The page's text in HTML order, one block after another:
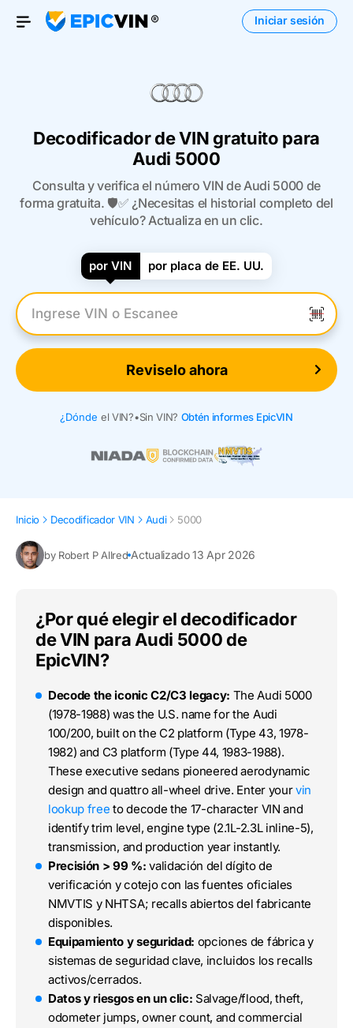
Open Menu
Iniciar sesión
Decodificador de VIN gratuito para
Audi 5000
Consulta y verifica el número VIN de Audi 5000 de
forma gratuita. 🛡️✅ ¿Necesitas el historial completo del
vehículo? Actualiza en un clic.
por VIN por placa de EE. UU.
Introduzca el VIN
Reviselo ahora
¿Dónde el VIN?•Sin VIN? Obtén informes EpicVIN
Inicio Decodificador VIN Audi 5000
by Robert P Allred Actualizado 13 Apr 2026
¿Por qué elegir el decodificador
de VIN para Audi 5000 de
EpicVIN?
Decode the iconic C2/C3 legacy: The Audi 5000
(1978-1988) was the U.S. name for the Audi
100/200, built on the C2 platform (Type 43, 1978-
1982) and C3 platform (Type 44, 1983-1988).
These executive sedans pioneered aerodynamic
design and quattro all-wheel drive. Enter yourvin
lookup free to decode the 17-character VIN and
identify trim level, engine type (2.1L-2.3L inline-5),
transmission, and production year instantly.
Precisión > 99 %: validación del dígito de
verificación y cotejo con las fuentes oficiales
NMVTIS y NHTSA; recalls abiertos del fabricante
disponibles.
Equipamiento y seguridad: opciones de fábrica y
sistemas de seguridad clave, incluidos los recalls
activos/cerrados.
Datos y riesgos en un clic: Salvage/flood, theft,
odometer jumps, owner count, and commercial